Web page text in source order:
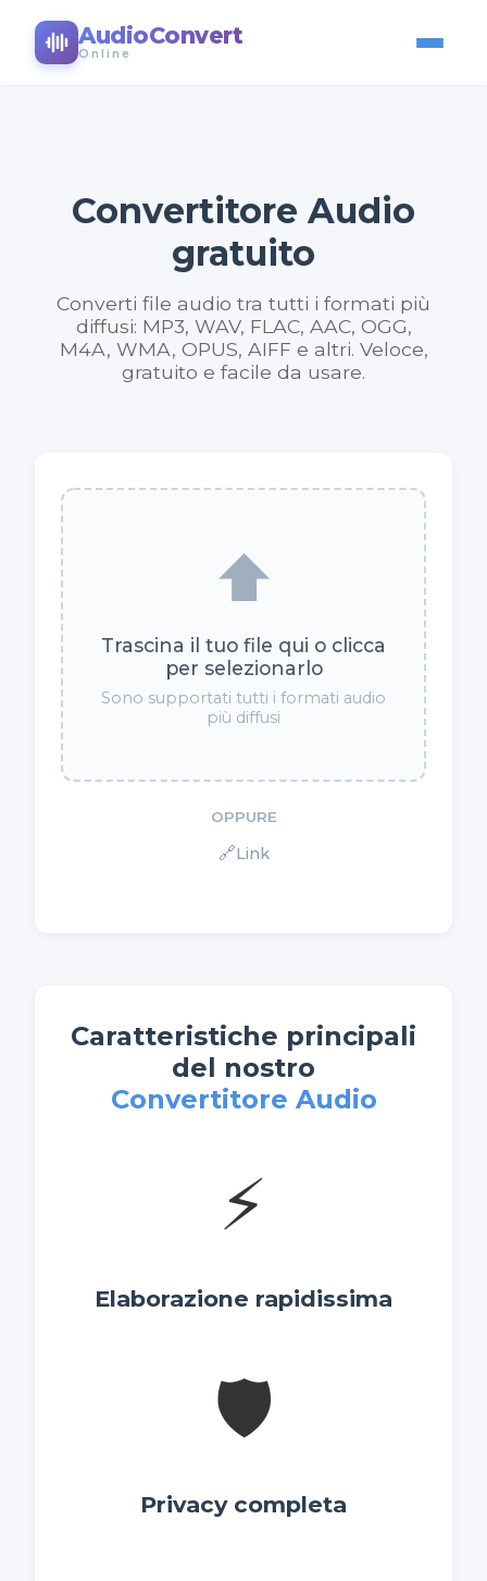
AudioConvert
Online
Convertitore Audio
gratuito
Converti file audio tra tutti i formati più
diffusi: MP3, WAV, FLAC, AAC, OGG,
M4A, WMA, OPUS, AIFF e altri. Veloce,
gratuito e facile da usare.
⬆️
Trascina il tuo file qui o clicca
per selezionarlo
Sono supportati tutti i formati audio
più diffusi
OPPURE
🔗Link
Caratteristiche principali
del nostro
Convertitore Audio
⚡
Elaborazione rapidissima
🛡️
Privacy completa